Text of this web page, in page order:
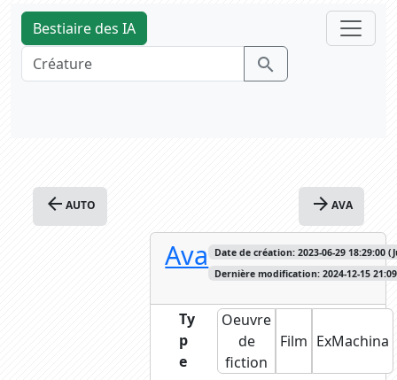
Bestiaire des IA
search
arrow_back AUTO arrow_forward AVA
Ava
Date de création: 2023-06-29 18:29:00
Dernière modification: 2024-12-15
Ty
p
e
Oeuvre
de
fiction
Film ExMachina